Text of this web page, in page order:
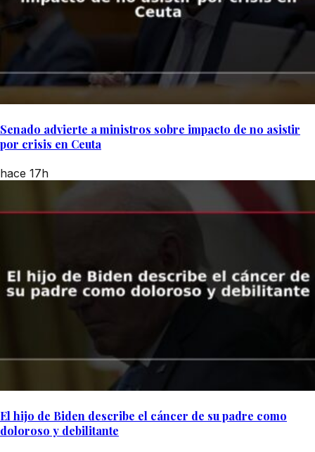
Senado advierte a ministros sobre impacto de no asistir
por crisis en Ceuta
hace 17h
El hijo de Biden describe el cáncer de su padre como
doloroso y debilitante